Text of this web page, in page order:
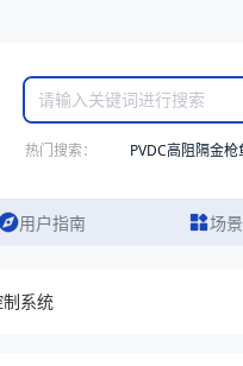
热门搜索： PVDC高阻隔金
用户指南 场
系统